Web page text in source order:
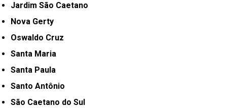
Jardim São Caetano
Nova Gerty
Oswaldo Cruz
Santa Maria
Santa Paula
Santo Antônio
São Caetano do Sul